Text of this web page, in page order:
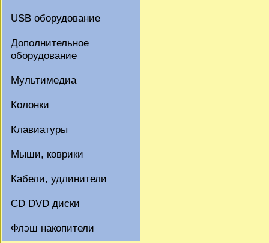
USB оборудование
Дополнительное
оборудование
Мультимедиа
Колонки
Клавиатуры
Мыши, коврики
Кабели, удлинители
CD DVD диски
Флэш накопители